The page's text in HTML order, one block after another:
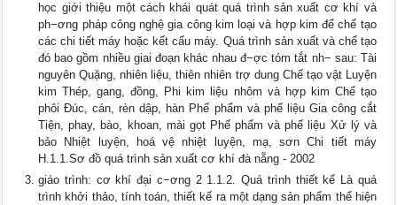
học giới thiệu một cách khái quát quá trình sản xuất cơ khí và
ph−ơng pháp công nghệ gia công kim loại và hợp kim để chế tạo
các chi tiết máy hoặc kết cấu máy. Quá trình sản xuất và chế tạo
đó bao gồm nhiều giai đoạn khác nhau đ−ợc tóm tắt nh− sau: Tài
nguyên Quặng, nhiên liệu, thiên nhiên trợ dung Chế tạo vật Luyện
kim Thép, gang, đồng, Phi kim liệu nhôm và hợp kim Chế tạo
phôi Đúc, cán, rèn dập, hàn Phế phẩm và phế liệu Gia công cắt
Tiện, phay, bào, khoan, mài gọt Phế phẩm và phế liệu Xử lý và
bảo Nhiệt luyện, hoá vệ nhiệt luyện, mạ, sơn Chi tiết máy
H.1.1.Sơ đồ quá trình sản xuất cơ khí đà nẵng - 2002
giáo trình: cơ khí đại c−ơng 2 1.1.2. Quá trình thiết kế Là quá
trình khởi thảo, tính toán, thiết kế ra một dạng sản phẩm thể hiện